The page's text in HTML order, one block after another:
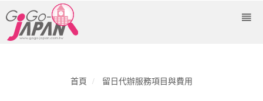
首頁 留日代辦服務項目與費用